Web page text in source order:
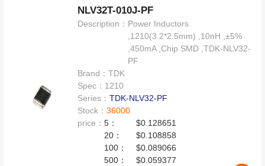
NLV32T-010J-PF
Description： Power Inductors
,1210(3.2*2.5mm) ,10nH ,±5%
,450mA ,Chip SMD ,TDK-NLV32-
PF
Brand：TDK
Spec： 1210
Series：TDK-NLV32-PF
Stock：36000
price：5：
$0.128651
20：
$0.108858
100：
$0.089066
500：
$0.059377